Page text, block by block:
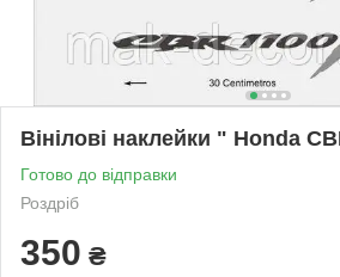
Вінілові наклейки " Honda
Готово до відправки
Роздріб
350 ₴